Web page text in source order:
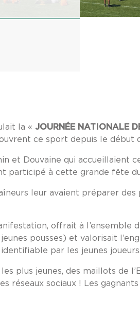
la « JOURNÉE NATIONALE
ce sport depuis le début
et Douvaine qui accueillaient
participé à cette grande fête
leur avaient préparer
offrait à l’ensemble
pousses) et valorisait
par les jeunes joueurs.
plus jeunes, des maillots de
réseaux sociaux ! Les